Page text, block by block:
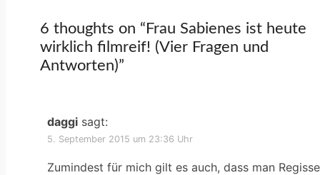
6 thoughts on “Frau Sabienes ist heute
wirklich filmreif! (Vier Fragen und
Antworten)”
daggi sagt:
5. September 2015 um 23:36 Uhr
Zumindest für mich gilt es auch, dass man